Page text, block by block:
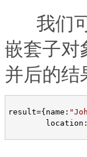
我们可
嵌套子对
并后的结
result={name: "